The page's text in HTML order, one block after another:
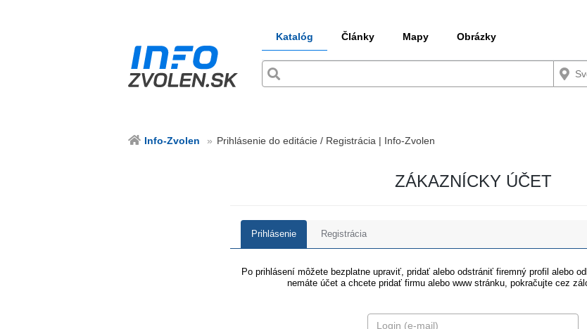
Katalóg Články Mapy Obrázky
Info-Zvolen Prihlásenie do editácie / Registrácia | Info-Zvolen
ZÁKAZNÍCKY ÚČET
Prihlásenie Registrácia
Po prihlásení môžete bezplatne upraviť, pridať alebo odstrániť firemný profil alebo
nemáte účet a chcete pridať firmu alebo www stránku, pokračujte cez